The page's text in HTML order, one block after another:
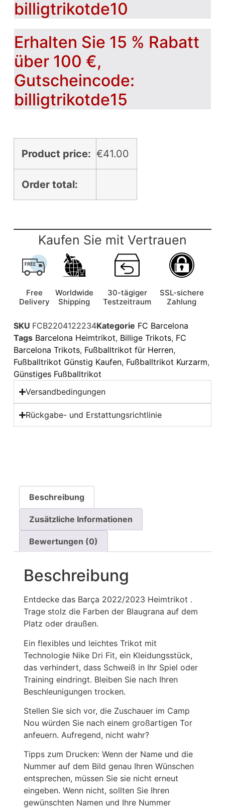
billigtrikotde10
Erhalten Sie 15 % Rabatt
über 100 €,
Gutscheincode:
billigtrikotde15
Product price: €41.00
Order total:
Kaufen Sie mit Vertrauen
Free
Delivery
Worldwide
Shipping
30-tägiger
Testzeitraum
SSL-sichere
Zahlung
SKU FCB2204122234Kategorie FC Barcelona
Tags Barcelona Heimtrikot, Billige Trikots, FC
Barcelona Trikots, Fußballtrikot für Herren,
Fußballtrikot Günstig Kaufen, Fußballtrikot Kurzarm,
Günstiges Fußballtrikot
Versandbedingungen
Rückgabe- und Erstattungsrichtlinie
Beschreibung
Zusätzliche Informationen
Bewertungen (0)
Beschreibung
Entdecke das Barça 2022/2023 Heimtrikot .
Trage stolz die Farben der Blaugrana auf dem
Platz oder draußen.
Ein flexibles und leichtes Trikot mit
Technologie Nike Dri Fit, ein Kleidungsstück,
das verhindert, dass Schweiß in Ihr Spiel oder
Training eindringt. Bleiben Sie nach Ihren
Beschleunigungen trocken.
Stellen Sie sich vor, die Zuschauer im Camp
Nou würden Sie nach einem großartigen Tor
anfeuern. Aufregend, nicht wahr?
Tipps zum Drucken: Wenn der Name und die
Nummer auf dem Bild genau Ihren Wünschen
entsprechen, müssen Sie sie nicht erneut
eingeben. Wenn nicht, sollten Sie Ihren
gewünschten Namen und Ihre Nummer